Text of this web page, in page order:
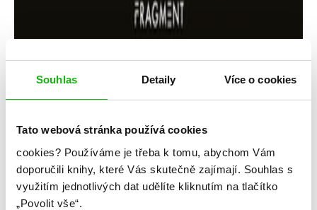
Souhlas Detaily Více o cookies
Tato webová stránka používá cookies
cookies? Používáme je třeba k tomu, abychom Vám
doporučili knihy, které Vás skutečně zajímají. Souhlas s
využitím jednotlivých dat udělíte kliknutím na tlačítko
„Povolit vše“.
Kategorie: young adult
Temné královny Fennbirnu
Kendare Blake